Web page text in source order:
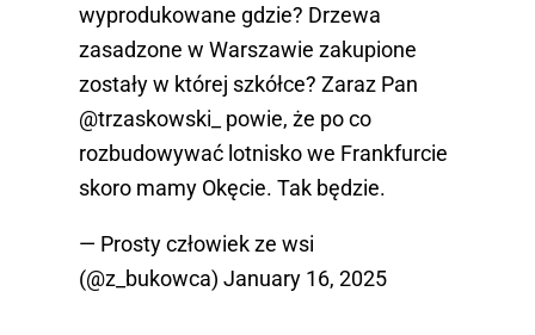
wyprodukowane gdzie? Drzewa
zasadzone w Warszawie zakupione
zostały w której szkółce? Zaraz Pan
@trzaskowski_
powie, że po co
rozbudowywać lotnisko we Frankfurcie
skoro mamy Okęcie. Tak będzie.
— Prosty człowiek ze wsi
(@z_bukowca) January 16, 2025